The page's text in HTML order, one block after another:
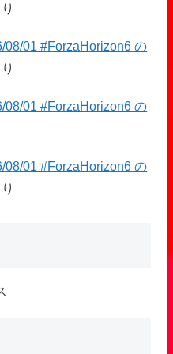
08/01 #ForzaHorizon6 の
08/01 #ForzaHorizon6 の
08/01 #ForzaHorizon6 の